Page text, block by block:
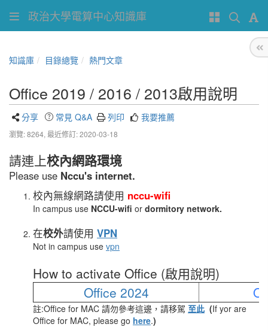
政治大學電算中心知識庫
知識庫 目錄總覽 熱門文章
Office 2019 / 2016 / 2013啟用說明
分享 常見 Q&A 列印 我要推薦
瀏覽: 8264, 最近修訂: 2020-03-18
請連上校內網路環境
Please use Nccu's internet.
校內無線網路請使用 nccu-wifi
In campus use NCCU-wifi or dormitory network.
在校外請使用 VPN
Not in campus use vpn
How to activate Office (啟用說明)
Office 2024
註:Office for MAC 請勿參考這邊，請移駕 至此 (If yor are
Office for MAC, please go here.)